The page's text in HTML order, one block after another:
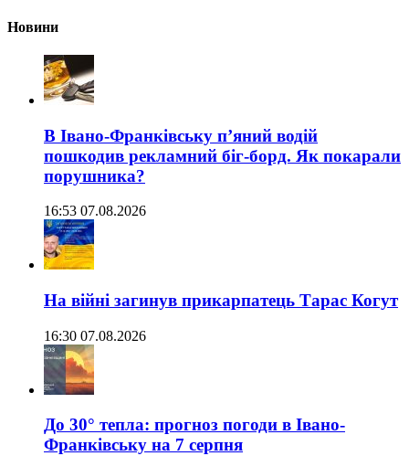
Новини
В Івано-Франківську п’яний водій
пошкодив рекламний біг-борд. Як покарали
порушника?
16:53 07.08.2026
На війні загинув прикарпатець Тарас Когут
16:30 07.08.2026
До 30° тепла: прогноз погоди в Івано-
Франківську на 7 серпня